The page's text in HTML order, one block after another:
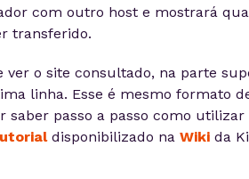
com outro host e mostrará
transferido.
ver o site consultado, na parte
linha. Esse é mesmo formato
saber passo a passo como utilizar
disponibilizado na Wiki da